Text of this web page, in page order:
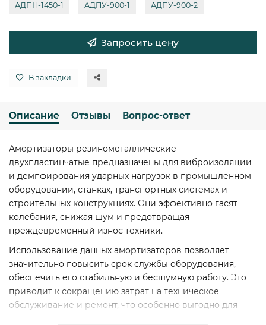
АДПН-1450-1 АДПУ-900-1 АДПУ-900-2
Запросить цену
В закладки
Описание Отзывы Вопрос-ответ
Амортизаторы резинометаллические
двухпластинчатые предназначены для виброизоляции
и демпфирования ударных нагрузок в промышленном
оборудовании, станках, транспортных системах и
строительных конструкциях. Они эффективно гасят
колебания, снижая шум и предотвращая
преждевременный износ техники.
Использование данных амортизаторов позволяет
значительно повысить срок службы оборудования,
обеспечить его стабильную и бесшумную работу. Это
приводит к сокращению затрат на техническое
обслуживание и ремонт, что особенно выгодно для